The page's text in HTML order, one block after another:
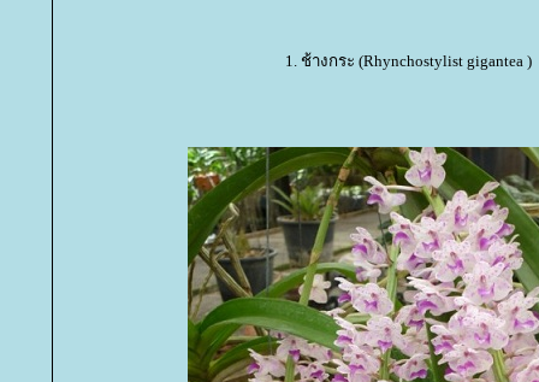
1. ช้างกระ (Rhynchostylist gigantea )